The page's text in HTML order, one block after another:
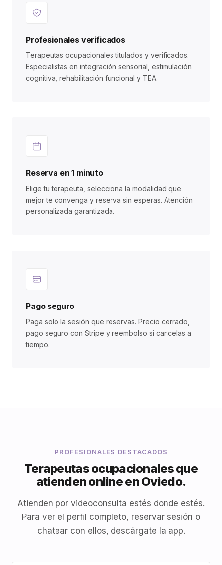
Profesionales verificados
Terapeutas ocupacionales titulados y verificados.
Especialistas en integración sensorial, estimulación
cognitiva, rehabilitación funcional y TEA.
Reserva en 1 minuto
Elige tu terapeuta, selecciona la modalidad que
mejor te convenga y reserva sin esperas. Atención
personalizada garantizada.
Pago seguro
Paga solo la sesión que reservas. Precio cerrado,
pago seguro con Stripe y reembolso si cancelas a
tiempo.
PROFESIONALES DESTACADOS
Terapeutas ocupacionales que
atienden online en Oviedo.
Atienden por videoconsulta estés donde estés.
Para ver el perfil completo, reservar sesión o
chatear con ellos, descárgate la app.